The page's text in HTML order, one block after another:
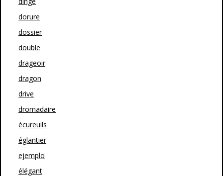
dorure
dossier
double
drageoir
dragon
drive
dromadaire
écureuils
églantier
ejemplo
élégant